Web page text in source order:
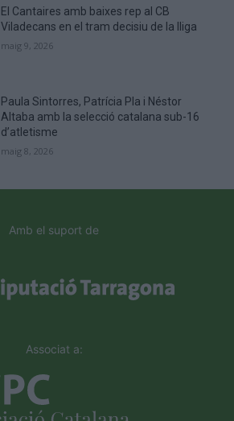
El Cantaires amb baixes rep al CB
Viladecans en el tram decisiu de la lliga
maig 9, 2026
Paula Sintorres, Patrícia Pla i Néstor
Altaba amb la selecció catalana sub-16
d’atletisme
maig 8, 2026
Amb el suport de
Associat a: